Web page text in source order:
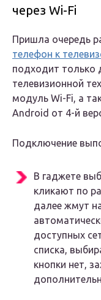
через Wi-Fi
Пришла очередь
телефон к
подходит только
телевизионной
модуль Wi-Fi, а
Android от 4-й
Подключение
В гаджете
кликают по
далее жмут
доступных
списка,
кнопки нет,